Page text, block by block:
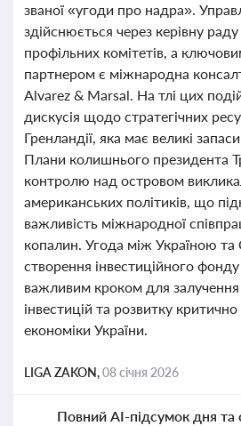
званої «угоди про надра».
здійснюється через керівну раду
профільних комітетів, а
партнером є міжнародна
Alvarez & Marsal. На тлі цих
дискусія щодо стратегічних
Гренландії, яка має великі
Плани колишнього президента
контролю над островом
американських політиків, що
важливість міжнародної
копалин. Угода між Україною
створення інвестиційного
важливим кроком для
інвестицій та розвитку
економіки України.
LIGA ZAKON,08 січня 2026
Повний AI-підсумок дня та